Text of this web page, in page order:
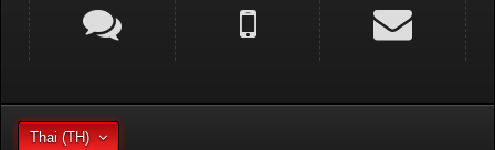
Thai (TH)